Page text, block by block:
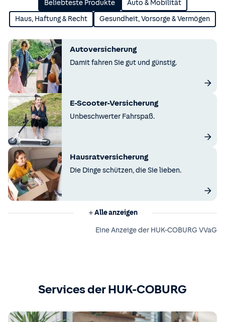
Beliebteste Produkte Auto & Mobilität
Haus, Haftung & Recht Gesundheit, Vorsorge & Vermögen
Autoversicherung
Damit fahren Sie gut und günstig.
E-Scooter-Versicherung
Unbeschwerter Fahrspaß.
Hausratversicherung
Die Dinge schützen, die Sie lieben.
Alle anzeigen
Eine Anzeige der HUK-COBURG VVaG
Services der HUK-COBURG